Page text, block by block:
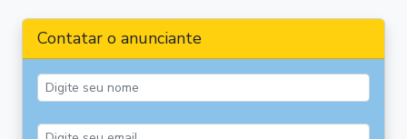
Contatar o anunciante